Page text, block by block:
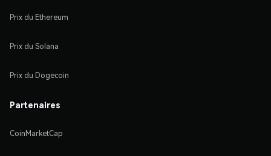
Prix du Ethereum
Prix du Solana
Prix du Dogecoin
Partenaires
CoinMarketCap